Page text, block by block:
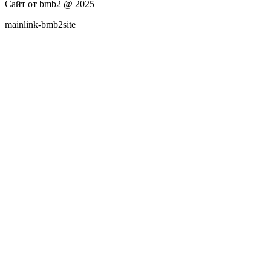
Сайт от bmb2 @ 2025
mainlink-bmb2site